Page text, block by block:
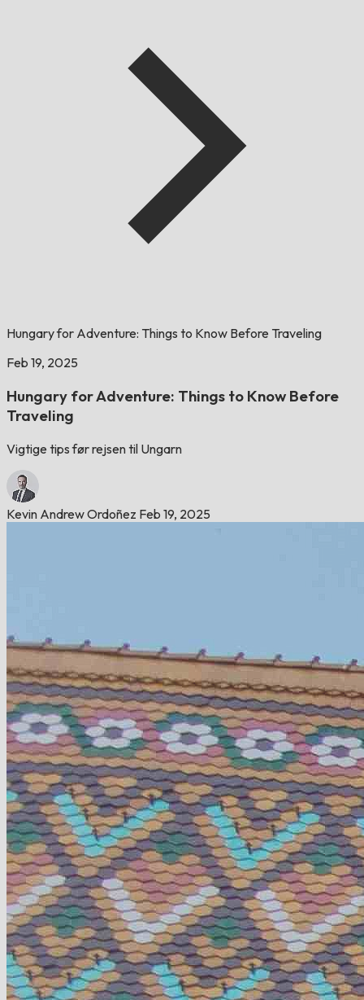
Hungary for Adventure: Things to Know Before Traveling
Feb 19, 2025
Hungary for Adventure: Things to Know Before
Traveling
Vigtige tips før rejsen til Ungarn
Kevin Andrew Ordoñez Feb 19, 2025